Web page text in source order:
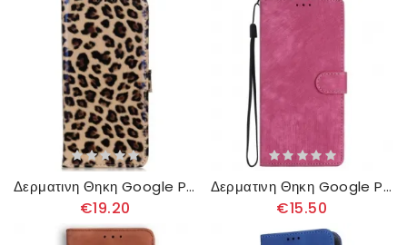
Δερματινη Θηκη Google Pixel 8 Λεοπάρδαλη
€19.20
Δερματινη Θηκη Google Pixel 8 Ρετρό Εφέ Με Λουράκι
€15.50